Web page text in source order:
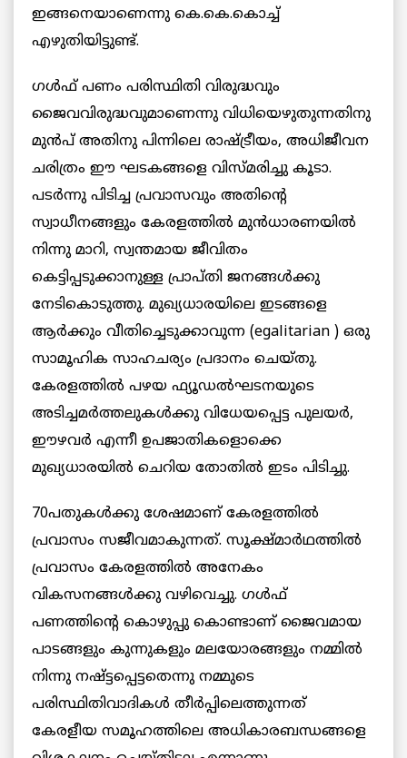
ഇങ്ങനെയാണെന്നു കെ.കെ.കൊച്ച്
എഴുതിയിട്ടുണ്ട്.
ഗൾഫ് പണം പരിസ്ഥിതി വിരുദ്ധവും
ജൈവവിരുദ്ധവുമാണെന്നു വിധിയെഴുതുന്നതിനു
മുൻപ്‌ അതിനു പിന്നിലെ രാഷ്‌ട്രീയം, അധിജീവന
ചരിത്രം ഈ ഘടകങ്ങളെ വിസ്മരിച്ചു കൂടാ.
പടർന്നു പിടിച്ച പ്രവാസവും അതിന്റെ
സ്വാധീനങ്ങളും കേരളത്തിൽ മുൻധാരണയിൽ
നിന്നു മാറി, സ്വന്തമായ ജീവിതം
കെട്ടിപ്പടുക്കാനുള്ള പ്രാപ്‌തി ജനങ്ങൾക്കു
നേടികൊടുത്തു. മുഖ്യധാരയിലെ ഇടങ്ങളെ
ആർക്കും വീതിച്ചെടുക്കാവുന്ന (egalitarian ) ഒരു
സാമൂഹിക സാഹചര്യം പ്രദാനം ചെയ്‌തു.
കേരളത്തിൽ പഴയ ഫ്യൂഡൽഘടനയുടെ
അടിച്ചമർത്തലുകൾക്കു വിധേയപ്പെട്ട പുലയർ,
ഈഴവർ എന്നീ ഉപജാതികളൊക്കെ
മുഖ്യധാരയിൽ ചെറിയ തോതിൽ ഇടം പിടിച്ചു.
70പതുകൾക്കു ശേഷമാണ് കേരളത്തിൽ
പ്രവാസം സജീവമാകുന്നത്. സൂക്ഷ്മാർഥത്തിൽ
പ്രവാസം കേരളത്തിൽ അനേകം
വികസനങ്ങൾക്കു വഴിവെച്ചു. ഗൾഫ്
പണത്തിന്റെ കൊഴുപ്പു കൊണ്ടാണ് ജൈവമായ
പാടങ്ങളും കുന്നുകളും മലയോരങ്ങളും നമ്മിൽ
നിന്നു നഷ്ട്ടപ്പെട്ടതെന്നു നമ്മുടെ
പരിസ്ഥിതിവാദികൾ തീർപ്പിലെത്തുന്നത്
കേരളീയ സമൂഹത്തിലെ അധികാരബന്ധങ്ങളെ